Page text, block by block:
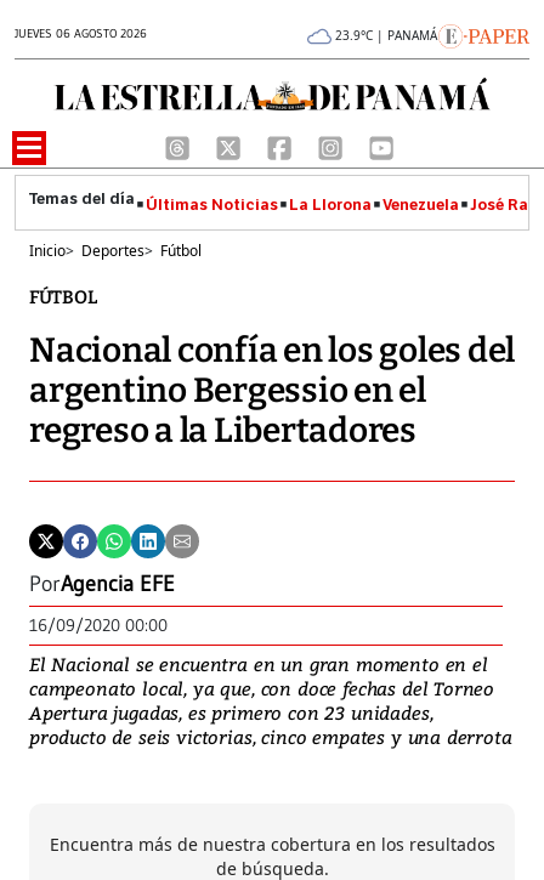
JUEVES 06 AGOSTO 2026 23.9°C | PANAMÁ
Últimas Noticias La Llorona Venezuela José
Inicio> Deportes> Fútbol
FÚTBOL
Nacional confía en los goles del
argentino Bergessio en el
regreso a la Libertadores
PorAgencia EFE
16/09/2020 00:00
El Nacional se encuentra en un gran momento en el
campeonato local, ya que, con doce fechas del Torneo
Apertura jugadas, es primero con 23 unidades,
producto de seis victorias, cinco empates y una derrota
Encuentra más de nuestra cobertura en los resultados
de búsqueda.